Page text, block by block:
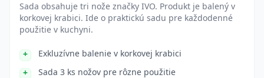
Sada obsahuje tri nože značky IVO. Produkt je balený v
korkovej krabici. Ide o praktickú sadu pre každodenné
použitie v kuchyni.
Exkluzívne balenie v korkovej krabici
Sada 3 ks nožov pre rôzne použitie